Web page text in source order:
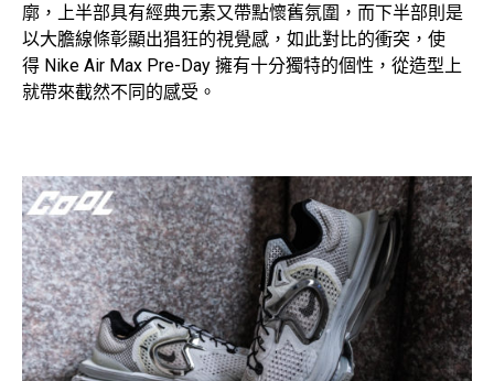
廓，上半部具有經典元素又帶點懷舊氛圍，而下半部則是
以大膽線條彰顯出猖狂的視覺感，如此對比的衝突，使
得 Nike Air Max Pre-Day 擁有十分獨特的個性，從造型上
就帶來截然不同的感受。